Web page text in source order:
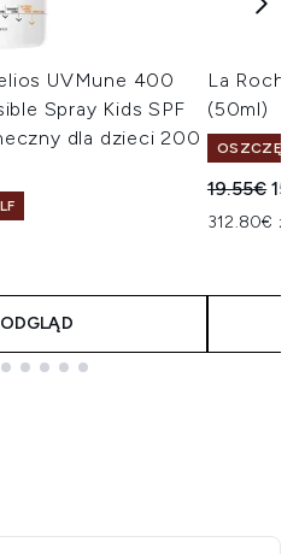
UVMune 400
Spray Kids SPF
dla dzieci 200
La
(50ml)
OSZCZĘDŹ
19.55€
312.80€ za